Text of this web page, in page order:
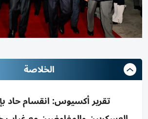
الخلاصة
تقرير أكسيوس: انقسام حاد